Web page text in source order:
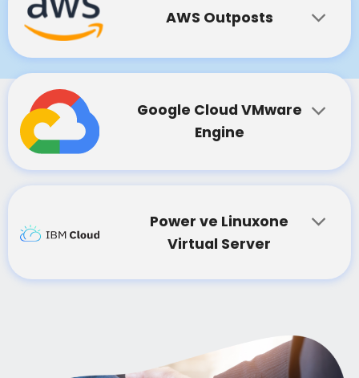
AWS Outposts
Google Cloud VMware
Engine
Power ve Linuxone
Virtual Server